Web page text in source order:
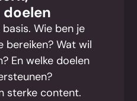
Wie ben je
bereiken? Wat wil
En welke doelen
sterke content.